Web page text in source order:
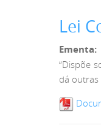
Lei
Ementa:
“Dispõe
dá outras